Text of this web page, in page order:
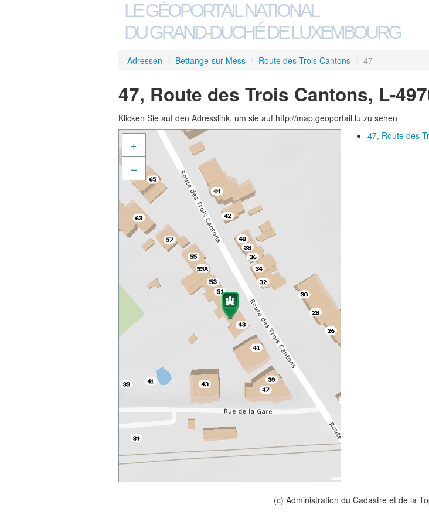
LE GÉOPORTAIL NATIONAL
DU GRAND-DUCHÉ DE LUXEMBOURG
Adressen / Bettange-sur-Mess / Route des Trois Cantons / 47
47, Route des Trois Cantons, L-
Klicken Sie auf den Adresslink, um sie auf http://map.geoportail.lu zu sehen
+
–
47, Route des
(c) Administration du Cadastre et de la